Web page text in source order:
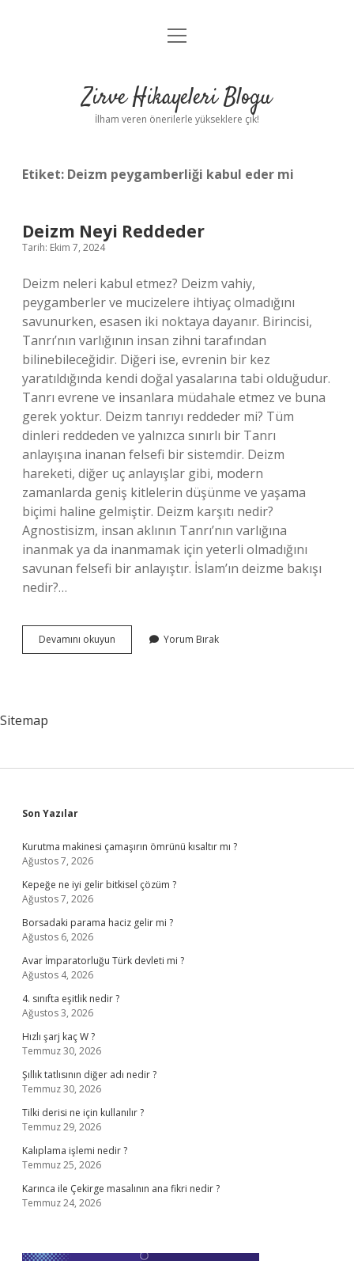
Anasayfa
Yasal Uyarı
menüyü
Zirve Hikayeleri Blogu
İlham veren önerilerle yükseklere çık!
Etiket: Deizm peygamberliği kabul eder mi
Deizm Neyi Reddeder
Tarih: Ekim 7, 2024
Deizm neleri kabul etmez? Deizm vahiy,
peygamberler ve mucizelere ihtiyaç olmadığını
savunurken, esasen iki noktaya dayanır. Birincisi,
Tanrı’nın varlığının insan zihni tarafından
bilinebileceğidir. Diğeri ise, evrenin bir kez
yaratıldığında kendi doğal yasalarına tabi olduğudur.
Tanrı evrene ve insanlara müdahale etmez ve buna
gerek yoktur. Deizm tanrıyı reddeder mi? Tüm
dinleri reddeden ve yalnızca sınırlı bir Tanrı
anlayışına inanan felsefi bir sistemdir. Deizm
hareketi, diğer uç anlayışlar gibi, modern
zamanlarda geniş kitlelerin düşünme ve yaşama
biçimi haline gelmiştir. Deizm karşıtı nedir?
Agnostisizm, insan aklının Tanrı’nın varlığına
inanmak ya da inanmamak için yeterli olmadığını
savunan felsefi bir anlayıştır. İslam’ın deizme bakışı
nedir?…
Devamını okuyun
Neyi
Yorum Bırak
Sitemap
Sidebar
Son Yazılar
Kurutma makinesi çamaşırın ömrünü kısaltır mı ?
Ağustos 7, 2026
Kepeğe ne iyi gelir bitkisel çözüm ?
Ağustos 7, 2026
Borsadaki parama haciz gelir mi ?
Ağustos 6, 2026
Avar İmparatorluğu Türk devleti mi ?
Ağustos 4, 2026
4. sınıfta eşitlik nedir ?
Ağustos 3, 2026
Hızlı şarj kaç W ?
Temmuz 30, 2026
Şıllık tatlısının diğer adı nedir ?
Temmuz 30, 2026
Tilki derisi ne için kullanılır ?
Temmuz 29, 2026
Kalıplama işlemi nedir ?
Temmuz 25, 2026
Karınca ile Çekirge masalının ana fikri nedir ?
Temmuz 24, 2026